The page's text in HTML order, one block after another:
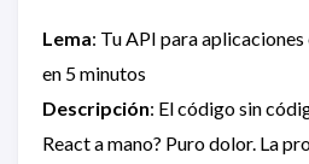
Lema: Tu API para
en 5 minutos
Descripción: El código sin
React a mano? Puro dolor. La